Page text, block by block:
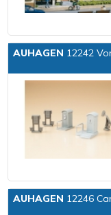
AUHAGEN 12242
AUHAGEN 12246